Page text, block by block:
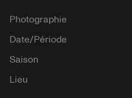
Photographie
Date/Période
Saison
Lieu